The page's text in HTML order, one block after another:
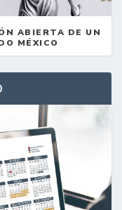
ABIERTA DE UN
MÉXICO